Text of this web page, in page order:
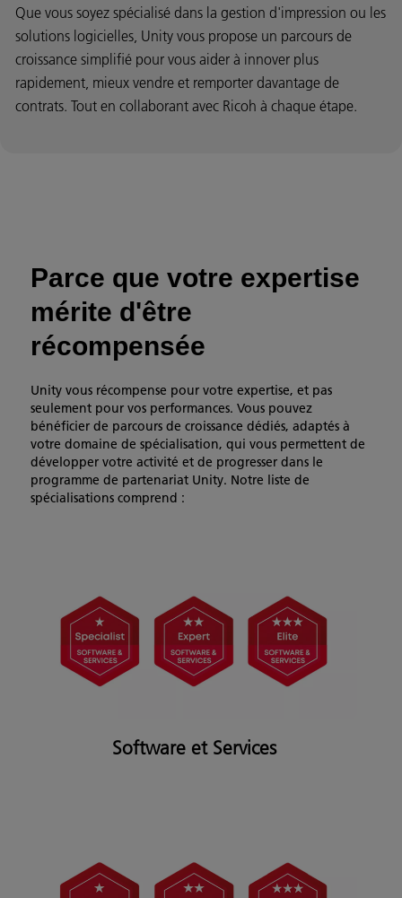
Que vous soyez spécialisé dans la gestion d'impression ou les
solutions logicielles, Unity vous propose un parcours de
croissance simplifié pour vous aider à innover plus
rapidement, mieux vendre et remporter davantage de
contrats. Tout en collaborant avec Ricoh à chaque étape.
Parce que votre expertise
mérite d'être
récompensée
Unity vous récompense pour votre expertise, et pas
seulement pour vos performances. Vous pouvez
bénéficier de parcours de croissance dédiés, adaptés à
votre domaine de spécialisation, qui vous permettent de
développer votre activité et de progresser dans le
programme de partenariat Unity. Notre liste de
spécialisations comprend :
Software et Services